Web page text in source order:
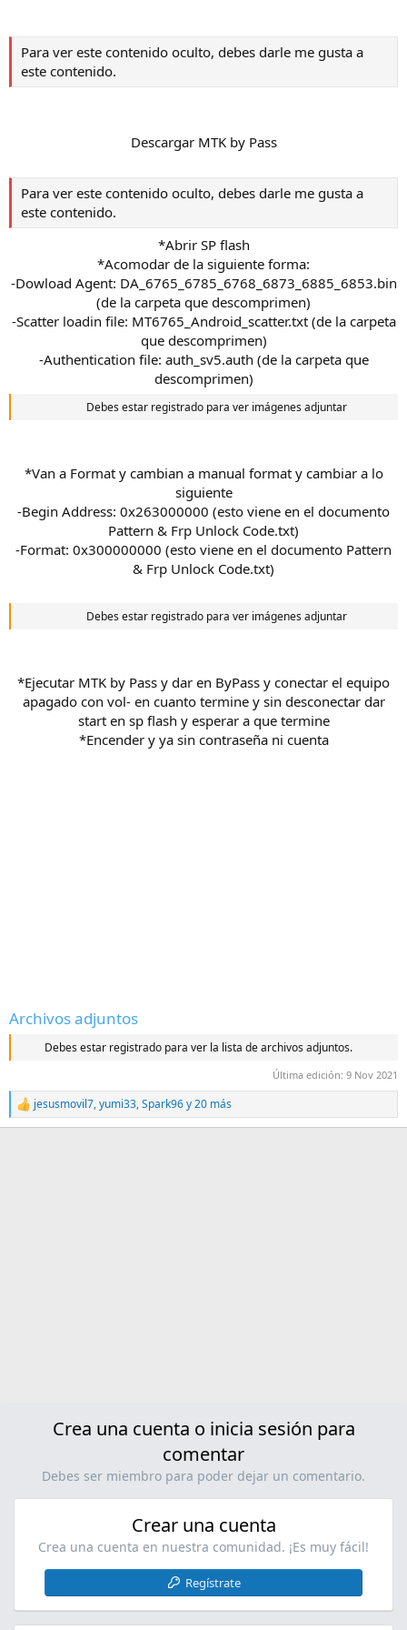
Para ver este contenido oculto, debes darle me gusta a
este contenido.
Descargar MTK by Pass
Para ver este contenido oculto, debes darle me gusta a
este contenido.
*Abrir SP flash
*Acomodar de la siguiente forma:
-Dowload Agent: DA_6765_6785_6768_6873_6885_6853.bin
(de la carpeta que descomprimen)
-Scatter loadin file: MT6765_Android_scatter.txt (de la carpeta
que descomprimen)
-Authentication file: auth_sv5.auth (de la carpeta que
descomprimen)
Debes estar registrado para ver imágenes adjuntar
*Van a Format y cambian a manual format y cambiar a lo
siguiente
-Begin Address: 0x263000000 (esto viene en el documento
Pattern & Frp Unlock Code.txt)
-Format: 0x300000000 (esto viene en el documento Pattern
& Frp Unlock Code.txt)
Debes estar registrado para ver imágenes adjuntar
*Ejecutar MTK by Pass y dar en ByPass y conectar el equipo
apagado con vol- en cuanto termine y sin desconectar dar
start en sp flash y esperar a que termine
*Encender y ya sin contraseña ni cuenta​
Archivos adjuntos
Debes estar registrado para ver la lista de archivos adjuntos.
Última edición: 9 Nov 2021
R
e
jesusmovil7,yumi33,Spark96y 20 más
Crea una cuenta o inicia sesión para
comentar
Debes ser miembro para poder dejar un comentario.
Crear una cuenta
Crea una cuenta en nuestra comunidad. ¡Es muy fácil!
Regístrate